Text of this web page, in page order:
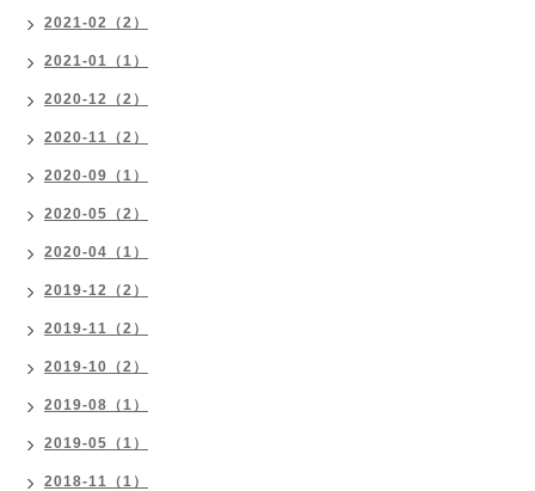
2021-02（2）
2021-01（1）
2020-12（2）
2020-11（2）
2020-09（1）
2020-05（2）
2020-04（1）
2019-12（2）
2019-11（2）
2019-10（2）
2019-08（1）
2019-05（1）
2018-11（1）